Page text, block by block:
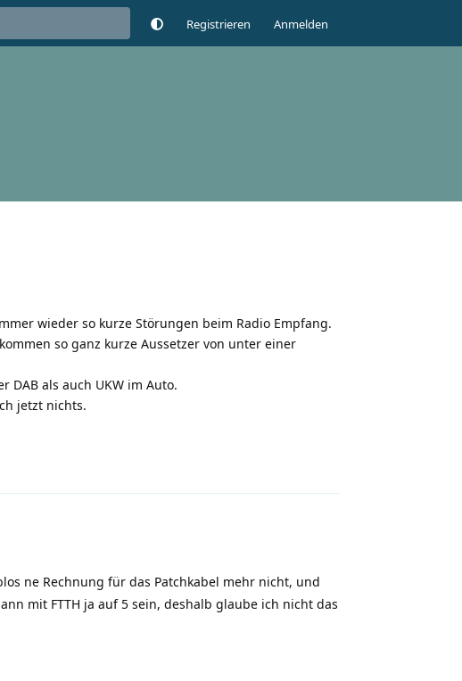
Registrieren Anmelden
wieder so kurze Störungen beim Radio Empfang.
so ganz kurze Aussetzer von unter einer
DAB als auch UKW im Auto.
jetzt nichts.
ne Rechnung für das Patchkabel mehr nicht, und
mit FTTH ja auf 5 sein, deshalb glaube ich nicht das